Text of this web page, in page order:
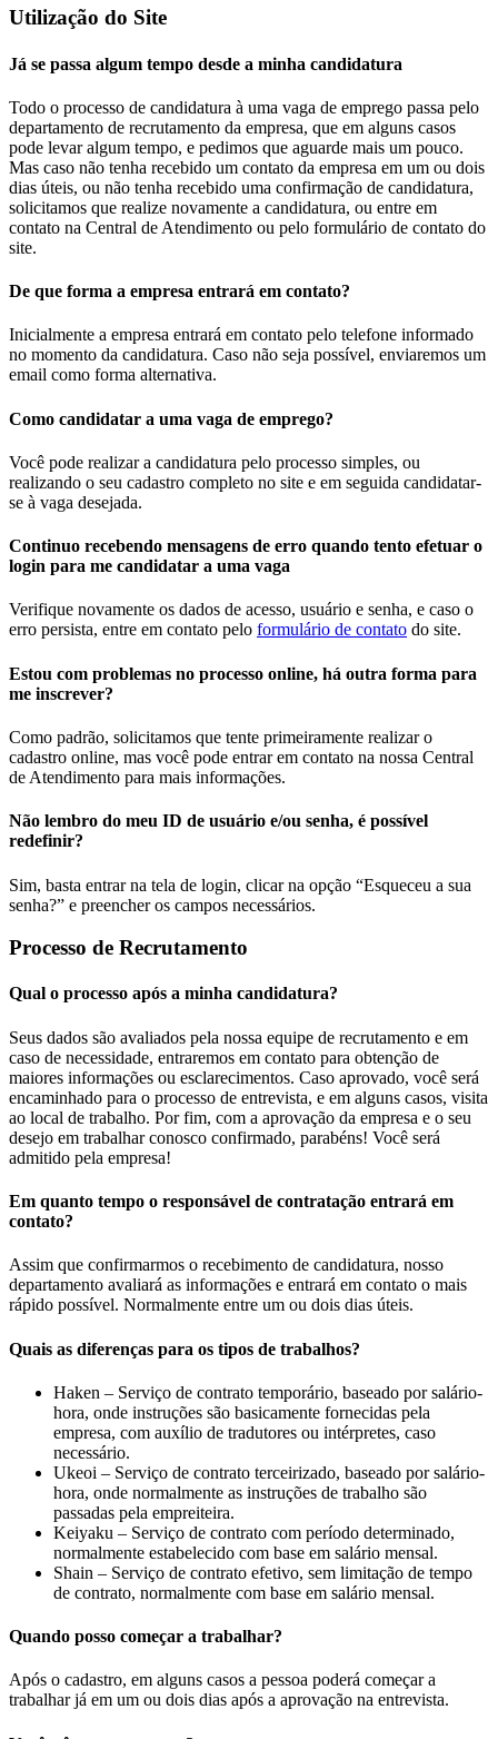
Utilização do Site
Já se passa algum tempo desde a minha candidatura
Todo o processo de candidatura à uma vaga de emprego passa pelo
departamento de recrutamento da empresa, que em alguns casos
pode levar algum tempo, e pedimos que aguarde mais um pouco.
Mas caso não tenha recebido um contato da empresa em um ou dois
dias úteis, ou não tenha recebido uma confirmação de candidatura,
solicitamos que realize novamente a candidatura, ou entre em
contato na Central de Atendimento ou pelo formulário de contato do
site.
De que forma a empresa entrará em contato?
Inicialmente a empresa entrará em contato pelo telefone informado
no momento da candidatura. Caso não seja possível, enviaremos um
email como forma alternativa.
Como candidatar a uma vaga de emprego?
Você pode realizar a candidatura pelo processo simples, ou
realizando o seu cadastro completo no site e em seguida candidatar-
se à vaga desejada.
Continuo recebendo mensagens de erro quando tento efetuar o
login para me candidatar a uma vaga
Verifique novamente os dados de acesso, usuário e senha, e caso o
erro persista, entre em contato pelo formulário de contato do site.
Estou com problemas no processo online, há outra forma para
me inscrever?
Como padrão, solicitamos que tente primeiramente realizar o
cadastro online, mas você pode entrar em contato na nossa Central
de Atendimento para mais informações.
Não lembro do meu ID de usuário e/ou senha, é possível
redefinir?
Sim, basta entrar na tela de login, clicar na opção “Esqueceu a sua
senha?” e preencher os campos necessários.
Processo de Recrutamento
Qual o processo após a minha candidatura?
Seus dados são avaliados pela nossa equipe de recrutamento e em
caso de necessidade, entraremos em contato para obtenção de
maiores informações ou esclarecimentos. Caso aprovado, você será
encaminhado para o processo de entrevista, e em alguns casos, visita
ao local de trabalho. Por fim, com a aprovação da empresa e o seu
desejo em trabalhar conosco confirmado, parabéns! Você será
admitido pela empresa!
Em quanto tempo o responsável de contratação entrará em
contato?
Assim que confirmarmos o recebimento de candidatura, nosso
departamento avaliará as informações e entrará em contato o mais
rápido possível. Normalmente entre um ou dois dias úteis.
Quais as diferenças para os tipos de trabalhos?
Haken – Serviço de contrato temporário, baseado por salário-
hora, onde instruções são basicamente fornecidas pela
empresa, com auxílio de tradutores ou intérpretes, caso
necessário.
Ukeoi – Serviço de contrato terceirizado, baseado por salário-
hora, onde normalmente as instruções de trabalho são
passadas pela empreiteira.
Keiyaku – Serviço de contrato com período determinado,
normalmente estabelecido com base em salário mensal.
Shain – Serviço de contrato efetivo, sem limitação de tempo
de contrato, normalmente com base em salário mensal.
Quando posso começar a trabalhar?
Após o cadastro, em alguns casos a pessoa poderá começar a
trabalhar já em um ou dois dias após a aprovação na entrevista.